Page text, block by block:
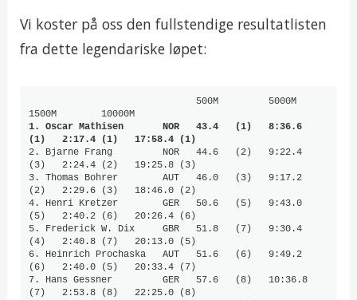
Vi koster på oss den fullstendige resultatlisten
fra dette legendariske løpet:
1. Oscar Mathisen       NOR   43.4   (1)   8:36.6
(1)   2:17.4 (1)   17:58.4 (1)
2. Bjarne Frang         NOR   44.6   (2)   9:22.4
(3)   2:24.4 (2)   19:25.8 (3)
3. Thomas Bohrer        AUT   46.0   (3)   9:17.2
(2)   2:29.6 (3)   18:46.0 (2)
4. Henri Kretzer        GER   50.6   (5)   9:43.0
(5)   2:40.2 (6)   20:26.4 (6)
5. Frederick W. Dix     GBR   51.8   (7)   9:30.4
(4)   2:40.8 (7)   20:13.0 (5)
6. Heinrich Prochaska   AUT   51.6   (6)   9:49.2
(6)   2:40.0 (5)   20:33.4 (7)
7. Hans Gessner         GER   57.6   (8)   10:36.8
(7)   2:53.8 (8)   22:25.0 (8)